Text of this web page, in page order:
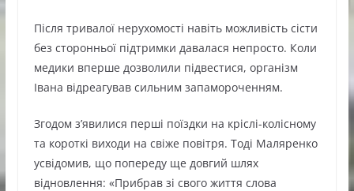
Після тривалої нерухомості навіть можливість сісти
без сторонньої підтримки давалася непросто. Коли
медики вперше дозволили підвестися, організм
Івана відреагував сильним запамороченням.
Згодом з’явилися перші поїздки на кріслі-колісному
та короткі виходи на свіже повітря. Тоді Маляренко
усвідомив, що попереду ще довгий шлях
відновлення: «Прибрав зі свого життя слова